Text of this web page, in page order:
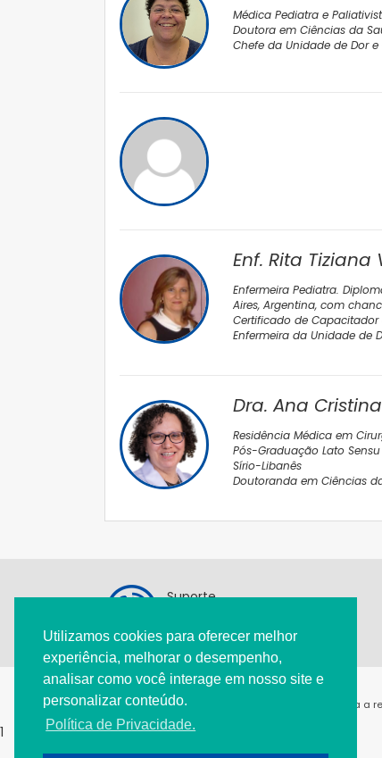
Utilizamos cookies para oferecer melhor
experiência, melhorar o desempenho,
analisar como você interage em nosso site e
personalizar conteúdo.
Política de Privacidade.
Médica Pediatra e
Doutora em Ciências da
Chefe da Unidade de Dor
Enf. Rita
Enfermeira Pediatra.
Aires, Argentina, com
Certificado de Capacitador
Enfermeira da Unidade de
Dra. Ana
Residência Médica em
Pós-Graduação Lato
Sírio-Libanês
Doutoranda em Ciências
Suporte
pediatria@spsp.org.br
@2021 - Todos os direitos reservados. É permitida
1